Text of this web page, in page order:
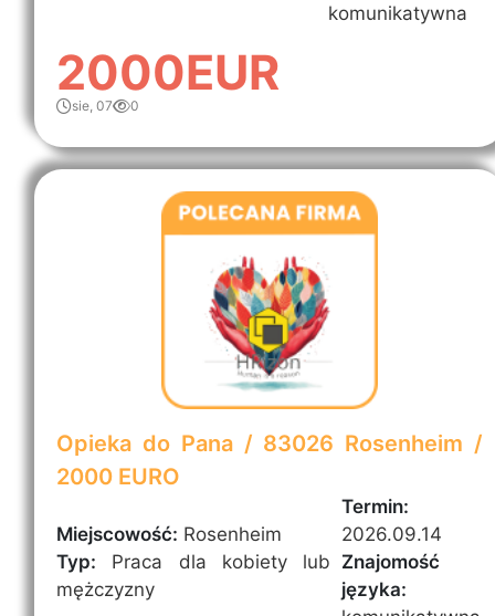
komunikatywna
2000EUR
sie, 07 0
Opieka do Pana / 83026 Rosenheim /
2000 EURO
Miejscowość: Rosenheim
Typ:
Praca dla kobiety lub
mężczyzny
Termin:
2026.09.14
Znajomość
języka: